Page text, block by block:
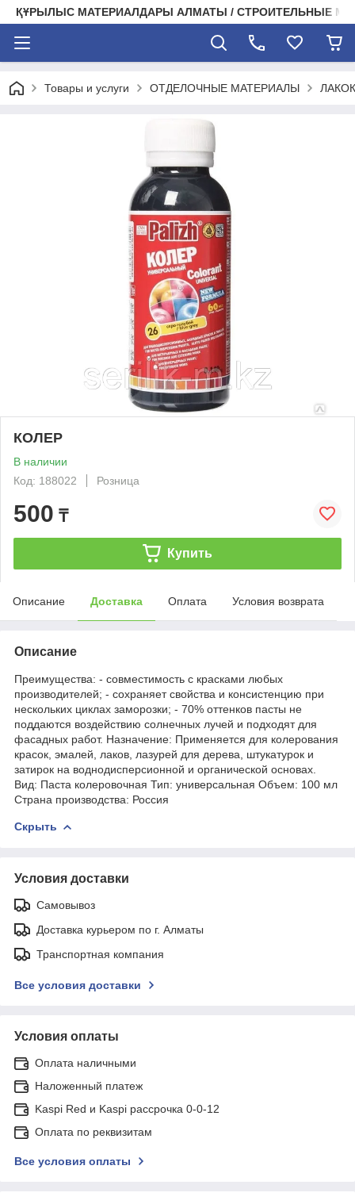
ҚҰРЫЛЫС МАТЕРИАЛДАРЫ АЛМАТЫ / СТРОИТЕЛЬНЫЕ
Товары и услуги ОТДЕЛОЧНЫЕ МАТЕРИАЛЫ
КОЛЕР
В наличии
Код: 188022
Розница
500 ₸
Купить
Описание Доставка Оплата Условия возврата
Описание
Преимущества: - совместимость с красками любых
производителей; - сохраняет свойства и консистенцию при
нескольких циклах заморозки; - 70% оттенков пасты не
поддаются воздействию солнечных лучей и подходят для
фасадных работ. Назначение: Применяется для колерования
красок, эмалей, лаков, лазурей для дерева, штукатурок и
затирок на воднодисперсионной и органической основах.
Вид: Паста колеровочная Тип: универсальная Объем: 100 мл
Страна производства: Россия
Скрыть
Условия доставки
Самовывоз
Доставка курьером по г. Алматы
Транспортная компания
Все условия доставки
Условия оплаты
Оплата наличными
Наложенный платеж
Kaspi Red и Kaspi рассрочка 0-0-12
Оплата по реквизитам
Все условия оплаты